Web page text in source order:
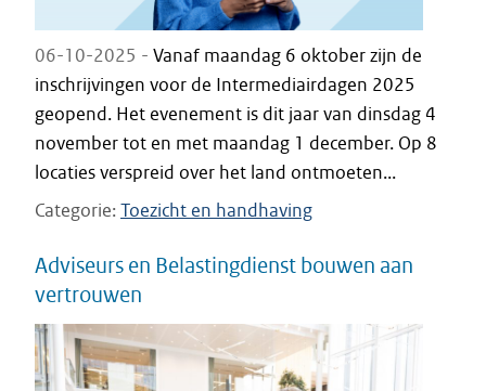
06-10-2025 - Vanaf maandag 6 oktober zijn de
inschrijvingen voor de Intermediairdagen 2025
geopend. Het evenement is dit jaar van dinsdag 4
november tot en met maandag 1 december. Op 8
locaties verspreid over het land ontmoeten...
Categorie Toezicht en handhaving
Adviseurs en Belastingdienst bouwen aan
vertrouwen